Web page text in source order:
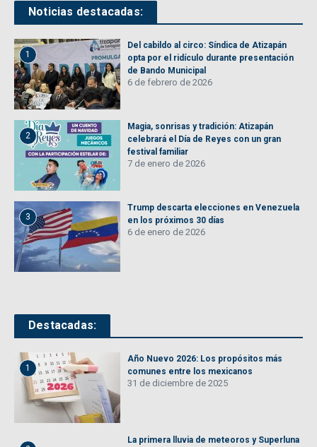
Noticias destacadas:
1
Del cabildo al circo: Síndica de Atizapán
opta por el ridículo durante presentación
de Bando Municipal
6 de febrero de 2026
2
Magia, sonrisas y tradición: Atizapán
celebrará el Día de Reyes con un gran
festival familiar
7 de enero de 2026
3
Trump descarta elecciones en Venezuela
en los próximos 30 días
6 de enero de 2026
Destacadas:
1
Año Nuevo 2026: Los propósitos más
comunes entre los mexicanos
31 de diciembre de 2025
La primera lluvia de meteoros y Superluna